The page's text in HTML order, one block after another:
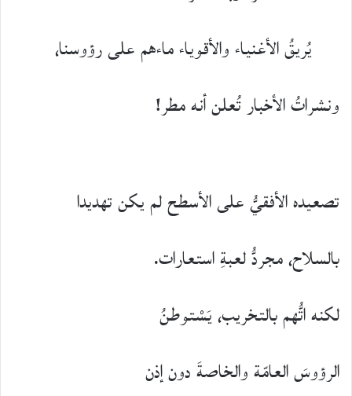
يُريقُ الأغنياء والأقوياء ماءهم على رؤوسنا،
ونشراتُ الأخبار تُعلن أنه مطر!
تصعيده الأفقيُّ على الأسطح لم يكن تهديدا
بالسلاح، مجردُّ لعبةِ استعارات.
لكنه اتُّهم بالتخريب، يَسْتوطنُ
الرؤوسَ العامّة والخاصةَ دون إذن